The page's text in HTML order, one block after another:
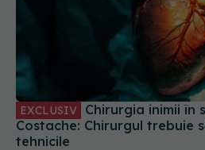
EXCLUSIV
Costache: Chirurgul trebuie
tehnicile